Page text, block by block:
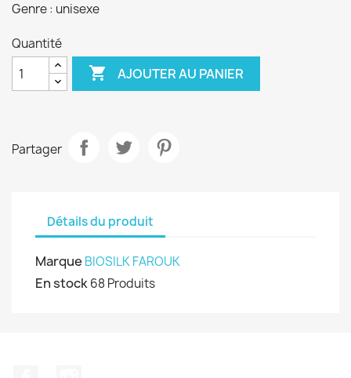
Genre : unisexe
Quantité
 AJOUTER AU PANIER
Partager
Détails du produit
Marque BIOSILK FAROUK
En stock68 Produits